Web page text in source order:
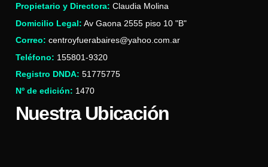
Propietario y Directora: Claudia Molina
Domicilio Legal: Av Gaona 2555 piso 10 "B"
Correo: centroyfuerabaires@yahoo.com.ar
Teléfono: 155801-9320
Registro DNDA: 51775775
Nº de edición: 1470
Nuestra Ubicación